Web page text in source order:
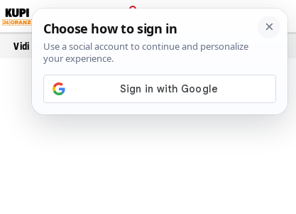
PRIJAVA
Vidi još…